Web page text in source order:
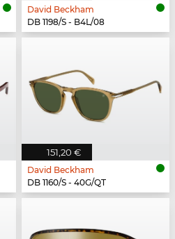
David Beckham
DB 1198/S - B4L/08
151,20 €
David Beckham
DB 1160/S - 40G/QT